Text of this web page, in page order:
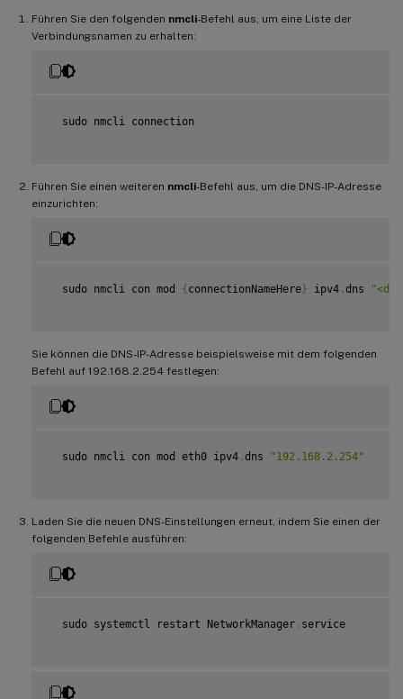
Führen Sie den folgenden nmcli-Befehl aus, um eine Liste der
Verbindungsnamen zu erhalten:
  sudo nmcli connection
Führen Sie einen weiteren nmcli-Befehl aus, um die DNS-IP-Adresse
einzurichten:
  sudo nmcli con mod
{connectionNameHere} ipv4 . dns
Sie können die DNS-IP-Adresse beispielsweise mit dem folgenden
Befehl auf 192.168.2.254 festlegen:
  sudo nmcli con mod eth0 ipv4
. dns "192.168.2.254"
Laden Sie die neuen DNS-Einstellungen erneut, indem Sie einen der
folgenden Befehle ausführen:
  sudo systemctl restart NetworkManager
. service